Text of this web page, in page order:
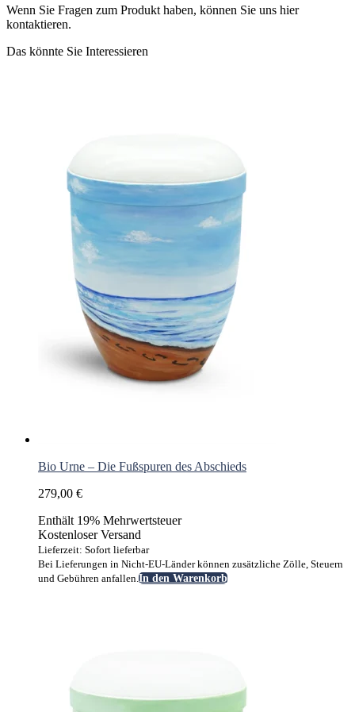
Wenn Sie Fragen zum Produkt haben, können Sie uns hier
kontaktieren.
Das könnte Sie Interessieren
Bio Urne – Die Fußspuren des Abschieds
279,00 €
Enthält 19% Mehrwertsteuer
Kostenloser Versand
Lieferzeit: Sofort lieferbar
Bei Lieferungen in Nicht-EU-Länder können zusätzliche Zölle, Steuern
und Gebühren anfallen.In den Warenkorb